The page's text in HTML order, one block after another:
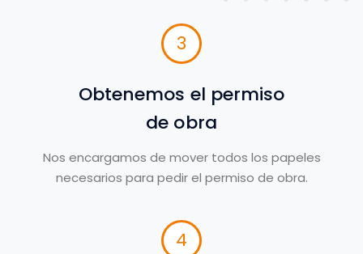
3
Obtenemos el permiso
de obra
Nos encargamos de mover todos los papeles
necesarios para pedir el permiso de obra.
4